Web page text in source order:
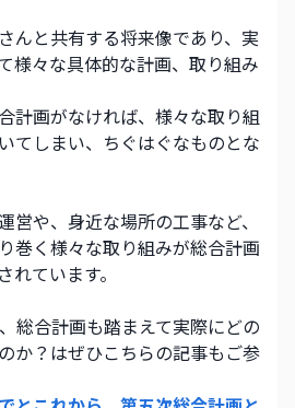
んと共有する将来像であり、実
様々な具体的な計画、取り組み
計画がなければ、様々な取り組
てしまい、ちぐはぐなものとな
営や、身近な場所の工事など、
巻く様々な取り組みが総合計画
れています。
総合計画も踏まえて実際にどの
か？はぜひこちらの記事もご参